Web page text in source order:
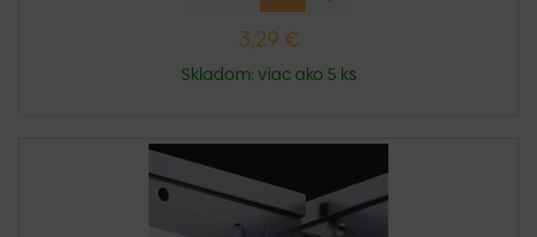
3,29 €
Skladom: viac ako 5 ks